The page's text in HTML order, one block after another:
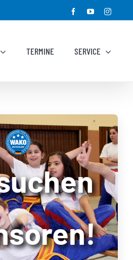
FacebookYouTube
TERMINE SERVICE